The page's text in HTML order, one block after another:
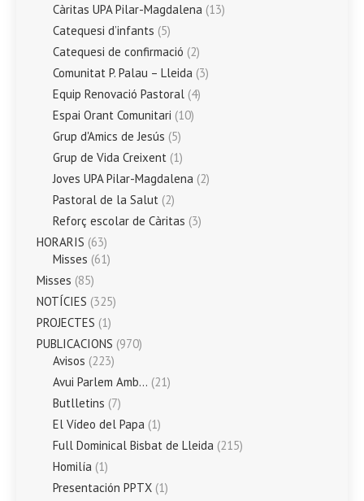
Càritas UPA Pilar-Magdalena (13)
Catequesi d’infants (5)
Catequesi de confirmació (2)
Comunitat P. Palau – Lleida (3)
Equip Renovació Pastoral (4)
Espai Orant Comunitari (10)
Grup d'Amics de Jesús (5)
Grup de Vida Creixent (1)
Joves UPA Pilar-Magdalena (2)
Pastoral de la Salut (2)
Reforç escolar de Càritas (3)
HORARIS (63)
Misses (61)
Misses (85)
NOTÍCIES (325)
PROJECTES (1)
PUBLICACIONS (970)
Avisos (223)
Avui Parlem Amb… (21)
Butlletins (7)
El Vídeo del Papa (1)
Full Dominical Bisbat de Lleida (215)
Homilía (1)
Presentación PPTX (1)